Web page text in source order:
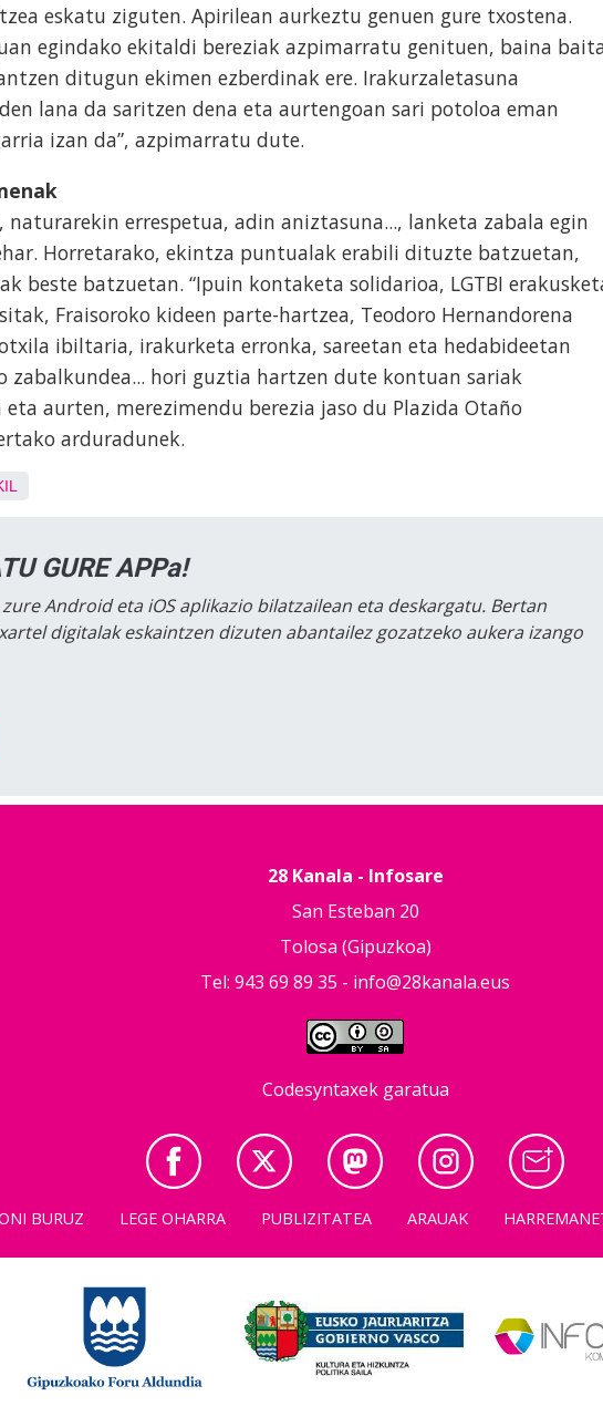
eskatu ziguten. Apirilean aurkeztu genuen gure txostena.
egindako ekitaldi bereziak azpimarratu genituen, baina
ditugun ekimen ezberdinak ere. Irakurzaletasuna
lana da saritzen dena eta aurtengoan sari potoloa eman
izan da”, azpimarratu dute.
naturarekin errespetua, adin aniztasuna..., lanketa zabala egin
Horretarako, ekintza puntualak erabili dituzte batzuetan,
beste batzuetan. “Ipuin kontaketa solidarioa, LGTBI
Fraisoroko kideen parte-hartzea, Teodoro Hernandorena
ibiltaria, irakurketa erronka, sareetan eta hedabideetan
zabalkundea... hori guztia hartzen dute kontuan sariak
aurten, merezimendu berezia jaso du Plazida Otaño
arduradunek.
GURE APPa!
Android eta iOS aplikazio bilatzailean eta deskargatu. Bertan
digitalak eskaintzen dizuten abantailez gozatzeko aukera izango
28 Kanala - Infosare
San Esteban 20
Tolosa (Gipuzkoa)
Tel: 943 69 89 35 - info@28kanala.eus
Codesyntaxek garatua
BURUZ LEGE OHARRA PUBLIZITATEA ARAUAK